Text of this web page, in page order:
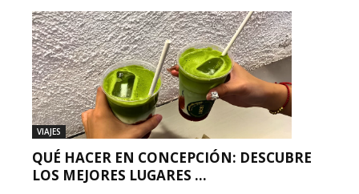
VIAJES
QUÉ HACER EN CONCEPCIÓN: DESCUBRE
LOS MEJORES LUGARES ...